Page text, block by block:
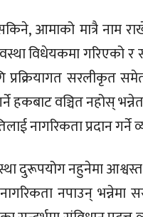
आमाको मात्रै नाम
विधेयकमा गरिएको
प्रक्रियागत सरलीकृत
हकबाट वञ्चित नहोस्
नागरिकता प्रदान
दुरूपयोग नहुनेमा आश्वस्त
नपाउन्